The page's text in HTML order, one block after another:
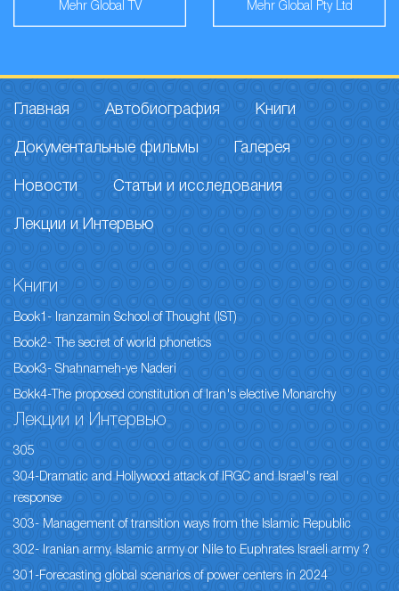
Mehr Global TV Mehr Global Pty Ltd
Главная Автобиография Книги
Документальные фильмы Галерея
Новости Статьи и исследования
Лекции и Интервью
Книги
Book1- Iranzamin School of Thought (IST)
Book2- The secret of world phonetics
Book3- Shahnameh-ye Naderi
Bokk4-The proposed constitution of Iran's elective Monarchy
Лекции и Интервью
305
304-Dramatic and Hollywood attack of IRGC and Israel's real
response
303- Management of transition ways from the Islamic Republic
302- Iranian army, Islamic army or Nile to Euphrates Israeli army ?
301-Forecasting global scenarios of power centers in 2024